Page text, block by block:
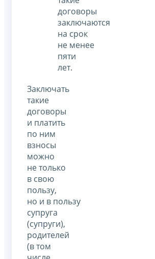
договоры
заключаются
на срок
не менее
пяти
лет.
Заключать
такие
договоры
и платить
по ним
взносы
можно
не только
в свою
пользу,
но и в пользу
супруга
(супруги),
родителей
(в том